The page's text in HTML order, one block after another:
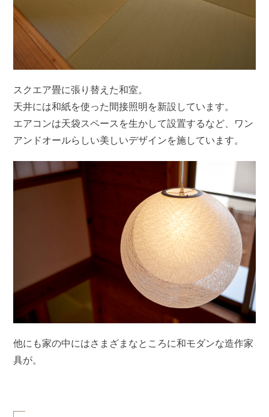
スクエア畳に張り替えた和室。
天井には和紙を使った間接照明を新設しています。
エアコンは天袋スペースを生かして設置するなど、ワン
アンドオールらしい美しいデザインを施しています。
他にも家の中にはさまざまなところに和モダンな造作家
具が。